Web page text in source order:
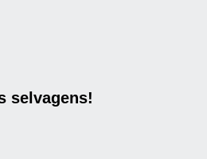
selvagens!